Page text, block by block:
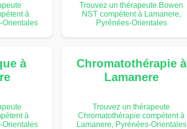
à
Orientales
Trouvez un thérapeute Bowen
NST compétent à Lamanere,
Pyrénées-Orientales
à
à
Orientales
Chromatothérapie à
Lamanere
Trouvez un thérapeute
Chromatothérapie compétent à
Lamanere, Pyrénées-Orientales